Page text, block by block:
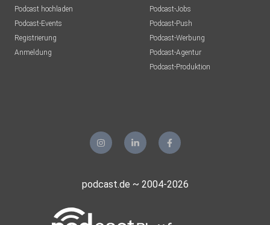
Podcast hochladen
Podcast-Events
Registrierung
Anmeldung
Podcast-Jobs
Podcast-Push
Podcast-Werbung
Podcast-Agentur
Podcast-Produktion
podcast.de ~ 2004-2026